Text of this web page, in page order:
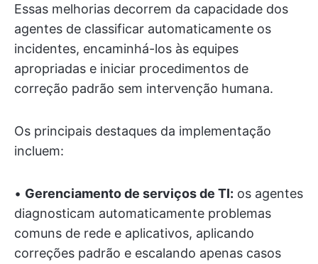
Essas melhorias decorrem da capacidade dos
agentes de classificar automaticamente os
incidentes, encaminhá-los às equipes
apropriadas e iniciar procedimentos de
correção padrão sem intervenção humana.
Os principais destaques da implementação
incluem:
• Gerenciamento de serviços de TI: os agentes
diagnosticam automaticamente problemas
comuns de rede e aplicativos, aplicando
correções padrão e escalando apenas casos